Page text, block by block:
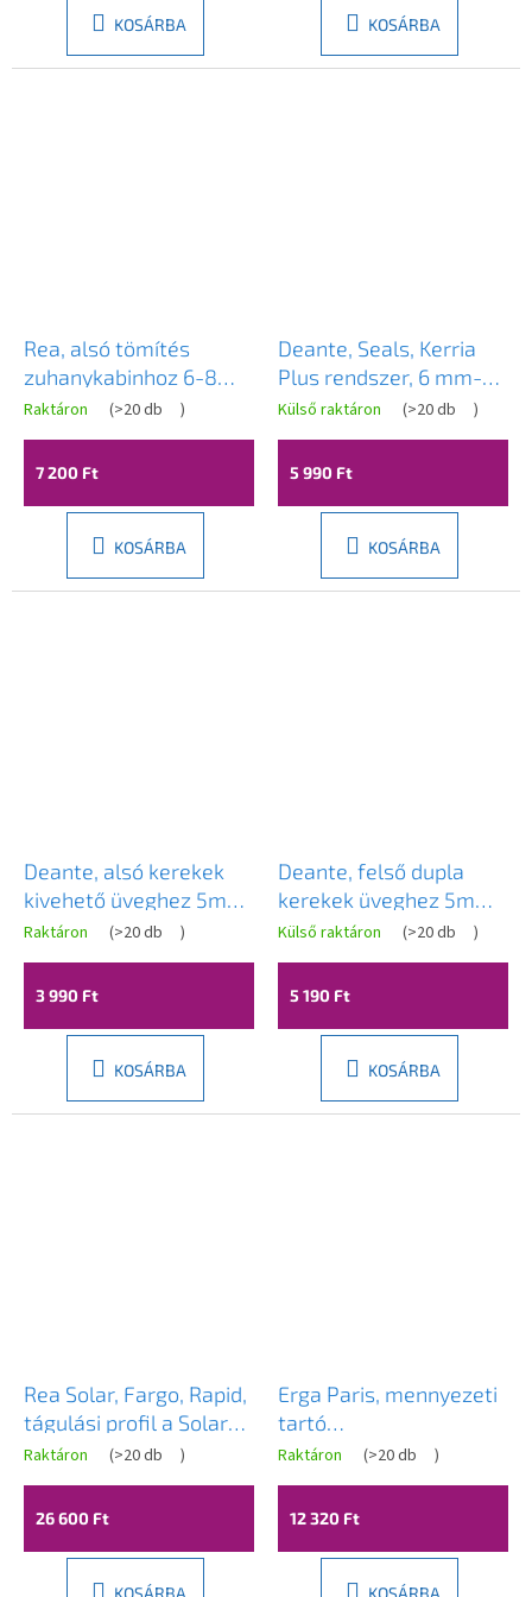
KOSÁRBA KOSÁRBA
Rea, alsó tömítés
zuhanykabinhoz 6-8
mm, hossz 1000mm,
fekete, REA-K9938
Raktáron (>20 db )
7 200 Ft
KOSÁRBA
Deante, Seals, Kerria
Plus rendszer, 6 mm-es
üveghez, átlátszó, DEA-
XKCK2UU45
Külső raktáron (>20 db )
5 990 Ft
KOSÁRBA
Deante, alsó kerekek
kivehető üveghez 5mm,
FI 25 MM (2 db),
XKCA2RU05
Raktáron (>20 db )
3 990 Ft
KOSÁRBA
Deante, felső dupla
kerekek üveghez 5mm,
2 db, XKCA2RU04
Külső raktáron (>20 db )
5 190 Ft
KOSÁRBA
Rea Solar, Fargo, Rapid,
tágulási profil a Solar
Fargo Rapid sorozatú
zuhanyajtóhoz, króm,
REA-K7773
Raktáron (>20 db )
26 600 Ft
KOSÁRBA
Erga Paris, mennyezeti
tartó
zuhanykabinokhoz, 6(8)
mm üvegvastagsággal,
62 cm hosszú, króm,
BAR62-CR
Raktáron (>20 db )
12 320 Ft
KOSÁRBA